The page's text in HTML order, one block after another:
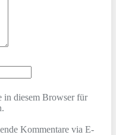
in diesem Browser für
Kommentare via E-